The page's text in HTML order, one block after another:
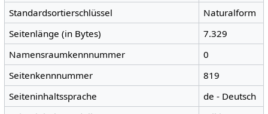
Standardsortierschlüssel
Naturalform
Seitenlänge (in Bytes)
7.329
Namensraumkennnummer
0
Seitenkennnummer
819
Seiteninhaltssprache
de - Deutsch